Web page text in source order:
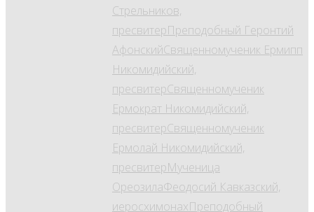
Стрельников,
пресвитерПреподобный Геронтий
АфонскийСвященномученик Ермипп
Никомидийский,
пресвитерСвященномученик
Ермократ Никомидийский,
пресвитерСвященномученик
Ермолай Никомидийский,
пресвитерМученица
ОреозилаФеодосий Кавказский,
иеросхимонахПреподобный